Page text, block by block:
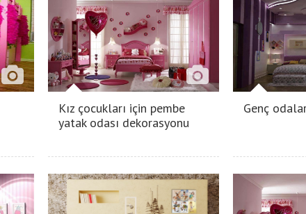
Kız çocukları için pembe
yatak odası dekorasyonu
Genç